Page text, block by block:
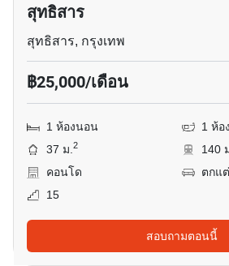
สุทธิสาร
สุทธิสาร, กรุงเทพ
฿25,000/เดือน
1 ห้องนอน
1 ห้อ
37 ม.2
140
คอนโด
ตกแ
15
สอบถามตอนนี้